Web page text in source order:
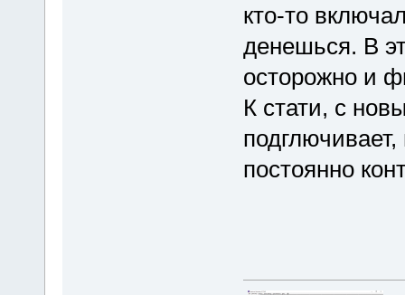
кто-то
денешься. В
осторожно и
К стати, с
постоянно